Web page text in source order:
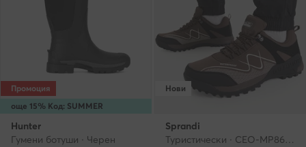
още 15% Код: SUMMER
Промоция
Hunter
Гумени ботуши · Черен
Нови
Sprandi
Туристически · CEO-MP86-19003 · Черен